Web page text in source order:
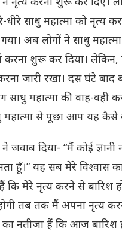
धीरे साधु महात्मा को नृत्य
अब लोगों ने साधु
करना शुरू कर दिया। लेकिन,
जारी रखा। दस घंटे बाद
साधु महात्मा की वाह-वही
महात्मा से पूछा आप यह कैसे
ने जवाब दिया- “मैं कोई
हूँ।” यह सब मेरे विश्वास
कि मेरे नृत्य करने से बारिश
तब तक मैं अपना नृत्य
का नतीजा हैं कि आज बारिश